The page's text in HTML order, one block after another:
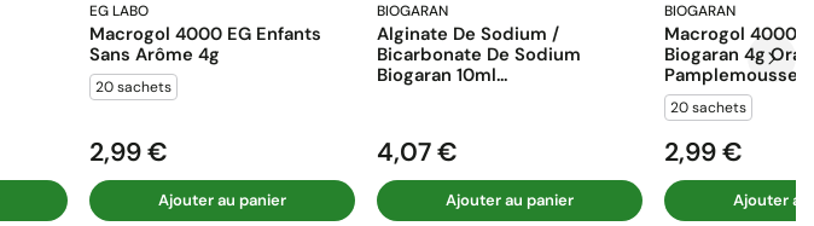
EG LABO
Macrogol 4000 EG Enfants
Sans Arôme 4g
20 sachets
Prix
2,99 €
Ajouter au panier
BIOGARAN
Alginate De Sodium /
Bicarbonate De Sodium
Biogaran 10ml...
Prix
4,07 €
Ajouter au panier
BIOGARAN
Macrogol 4000
Biogaran 4g
Pamplemousse...
20 sachets
Prix
2,99 €
Ajouter au